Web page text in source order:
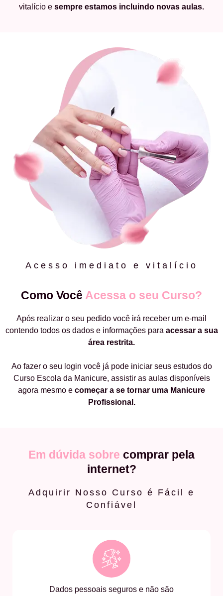
vitalício e sempre estamos incluindo novas aulas.
Acesso imediato e vitalício
Como Você Acessa o seu Curso?
Após realizar o seu pedido você irá receber um e-mail
contendo todos os dados e informações para acessar a sua
área restrita.
Ao fazer o seu login você já pode iniciar seus estudos do
Curso Escola da Manicure, assistir as aulas disponíveis
agora mesmo e começar a se tornar uma Manicure
Profissional.
Em dúvida sobre comprar pela
internet?
Adquirir Nosso Curso é Fácil e
Confiável
Dados pessoais seguros e não são